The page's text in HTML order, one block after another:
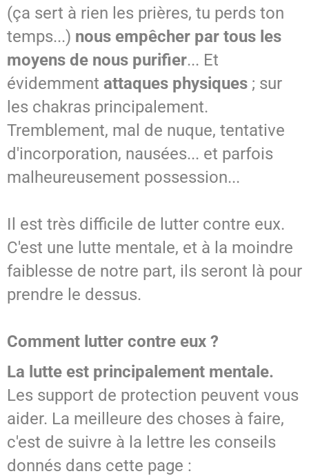
(ça sert à rien les prières, tu perds ton
temps...) nous empêcher par tous les
moyens de nous purifier... Et
évidemment attaques physiques ; sur
les chakras principalement.
Tremblement, mal de nuque, tentative
d'incorporation, nausées... et parfois
malheureusement possession...
Il est très difficile de lutter contre eux.
C'est une lutte mentale, et à la moindre
faiblesse de notre part, ils seront là pour
prendre le dessus.
Comment lutter contre eux ?
La lutte est principalement mentale.
Les support de protection peuvent vous
aider. La meilleure des choses à faire,
c'est de suivre à la lettre les conseils
donnés dans cette page :